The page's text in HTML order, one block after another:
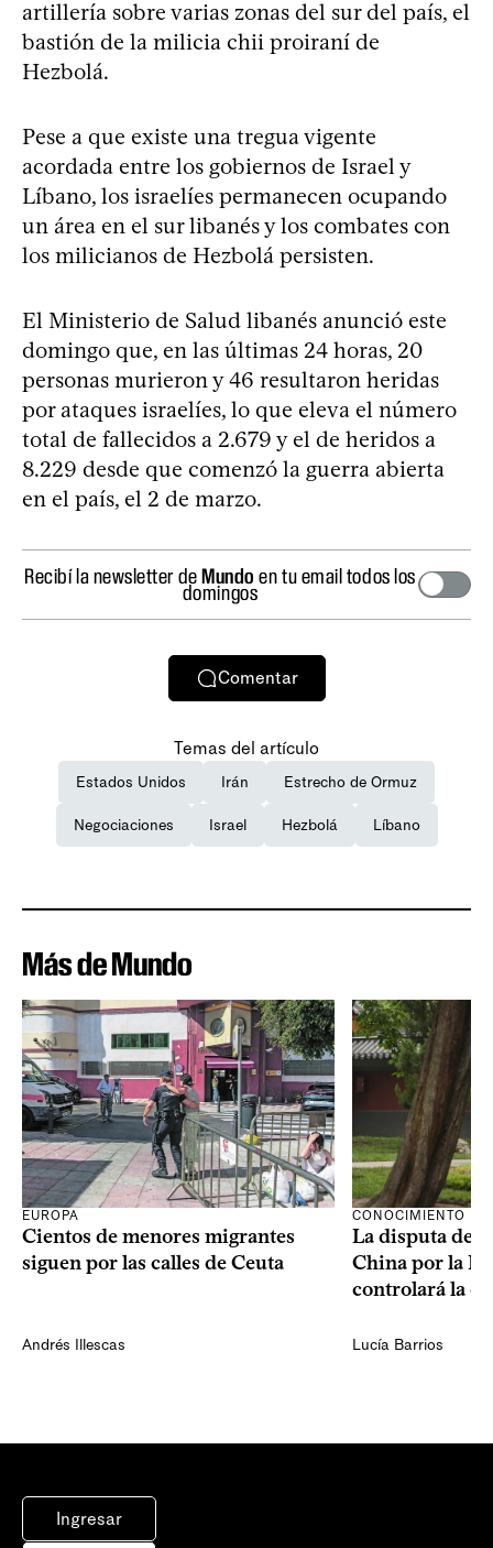
artillería sobre varias zonas del sur del país, el
bastión de la milicia chii proiraní de
Hezbolá.
Pese a que existe una tregua vigente
acordada entre los gobiernos de Israel y
Líbano, los israelíes permanecen ocupando
un área en el sur libanés y los combates con
los milicianos de Hezbolá persisten.
El Ministerio de Salud libanés anunció este
domingo que, en las últimas 24 horas, 20
personas murieron y 46 resultaron heridas
por ataques israelíes, lo que eleva el número
total de fallecidos a 2.679 y el de heridos a
8.229 desde que comenzó la guerra abierta
en el país, el 2 de marzo.
Recibí la newsletter deMundo en tu email todos los
domingos
Comentar
Temas del artículo
Estados Unidos Irán Estrecho de Ormuz
Negociaciones Israel Hezbolá Líbano
Más de Mundo
EUROPA
Cientos de menores migrantes
siguen por las calles de Ceuta
Andrés Illescas
CONOCIMIENTO
La disputa de
China por la
controlará la
Lucía Barrios
Ingresar